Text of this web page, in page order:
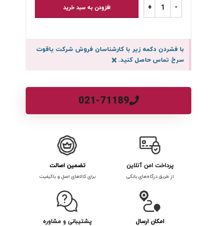
افزودن به سبد خرید
با فشردن دکمه زیر با کارشناسان فروش شرکت یاقوت
سرخ تماس حاصل کنید.×
021-71189
پرداخت امن آنلاین
از طریق درگاه‌های بانکی
تضمین اصالت
برای کالاهای اصل و باکیفیت
امکان ارسال پشتیبانی و مشاوره